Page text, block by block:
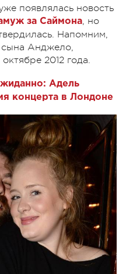
появлялась новость
за Саймона, но
Напомним,
сына Анджело,
2012 года.
Адель
концерта в Лондоне